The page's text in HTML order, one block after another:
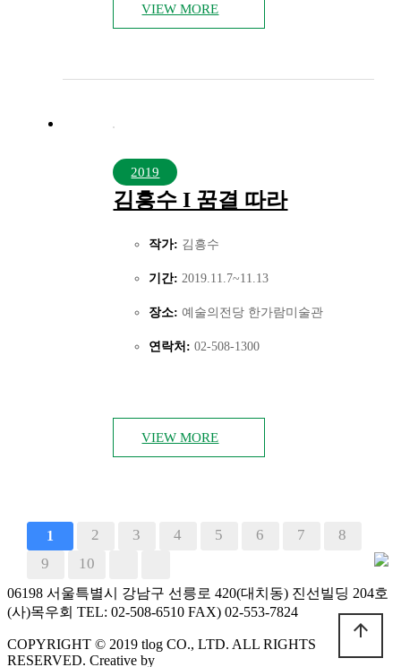
VIEW MORE
2019
김흥수 I 꿈결 따라
작가: 김흥수
기간: 2019.11.7~11.13
장소: 예술의전당 한가람미술관
연락처: 02-508-1300
VIEW MORE
1 2 3 4 5 6 7
8
9
10
06198 서울특별시 강남구 선릉로 420(대치동) 진선빌딩 204호
(사)목우회 TEL: 02-508-6510 FAX) 02-553-7824
COPYRIGHT © 2019 tlog CO., LTD. ALL RIGHTS
RESERVED. Creative by
arrow_upward